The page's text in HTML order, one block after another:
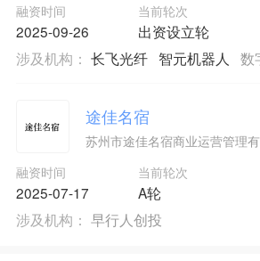
融资时间
2025-09-26
当前轮次
出资设立轮
涉及机构： 长飞光纤 智元机器人 数
途佳名宿
苏州市途佳名宿商业运营管理
融资时间
2025-07-17
当前轮次
A轮
涉及机构： 早行人创投